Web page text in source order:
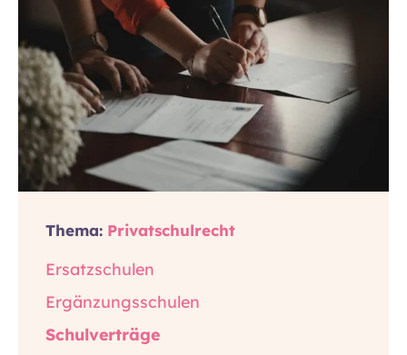
Thema: Privatschulrecht
Ersatzschulen
Ergänzungsschulen
Schulverträge